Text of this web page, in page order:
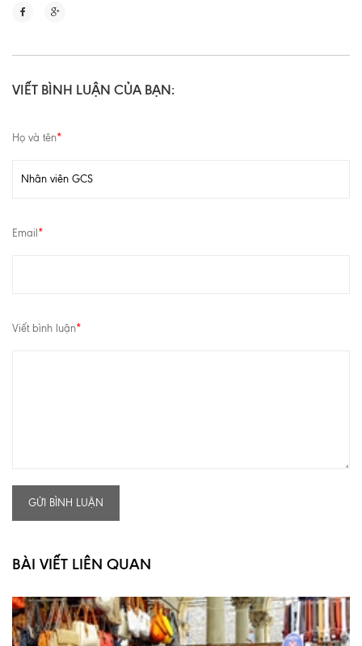
VIẾT BÌNH LUẬN CỦA BẠN:
Họ và tên*
Email *
Viết bình luận*
GỬI BÌNH LUẬN
BÀI VIẾT LIÊN QUAN